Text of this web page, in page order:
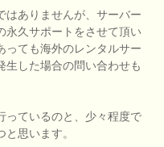
はありませんが、サーバー
永久サポートをさせて頂い
っても海外のレンタルサー
生した場合の問い合わせも
っているのと、少々程度で
思います。